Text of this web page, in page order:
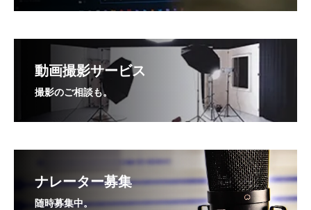
動画撮影サービス
撮影のご相談も。
ナレーター募集
随時募集中。